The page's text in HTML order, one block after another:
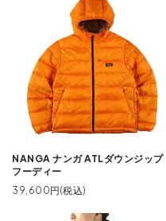
NANGA ナンガ ATLダウンジップ
フーディー
39,600円(税込)